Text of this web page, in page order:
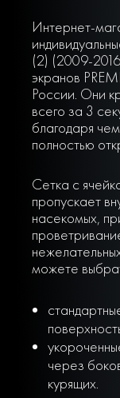
Интернет-
(2) (2009-
экранов
России. Они
всего за 3
благодаря
полностью
Сетка с
пропускает
насекомых,
можете
через
курящих.